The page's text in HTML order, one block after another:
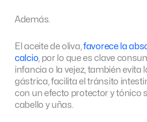
Además.
El aceite de oliva, favorece la
calcio, por lo que es clave
infancia o la vejez, también evita
gástrica, facilita el tránsito
con un efecto protector y tónico
cabello y uñas.